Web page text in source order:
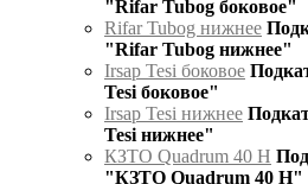
"Rifar Tubog боковое"
Rifar Tubog нижнее
"Rifar Tubog нижнее"
Irsap Tesi боковое
Tesi боковое"
Irsap Tesi нижнее
Tesi нижнее"
КЗТО Quadrum 40 H
"КЗТО Quadrum 40 H"